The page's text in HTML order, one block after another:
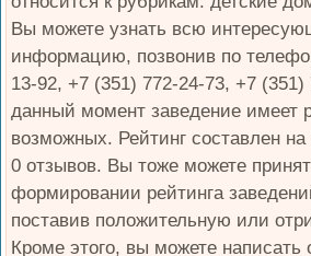
Вы можете узнать всю
информацию, позвонив по
13-92, +7 (351) 772-24-73, +7
данный момент заведение имеет
возможных. Рейтинг составлен на
0 отзывов. Вы тоже можете
формировании рейтинга
поставив положительную или
Кроме этого, вы можете написать